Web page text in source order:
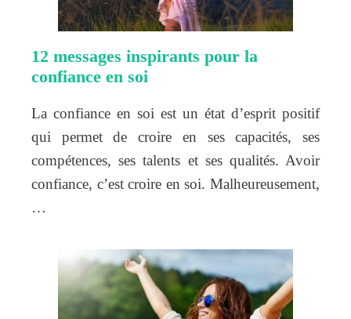
12 messages inspirants pour la
confiance en soi
La confiance en soi est un état d’esprit positif
qui permet de croire en ses capacités, ses
compétences, ses talents et ses qualités. Avoir
confiance, c’est croire en soi. Malheureusement,
…